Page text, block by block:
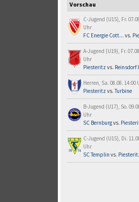
Vorschau
C-Jugend (U15), Fr.
Uhr
FC Energie Cott... vs.
A-Jugend (U19), Fr.
Uhr
Piesteritz vs. Reinsdorf
Herren, Sa. 08.08. 14:00
Piesteritz vs.Turbine
B-Jugend (U17), So.
Uhr
SC Bernburgvs.
C-Jugend (U15), Di.
Uhr
SC Templin vs.